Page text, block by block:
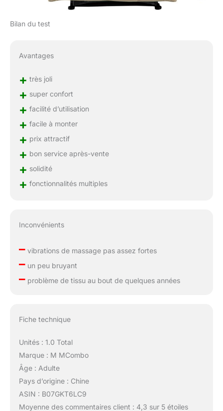
Bilan du test
Avantages
+ très joli
+ super confort
+ facilité d’utilisation
+ facile à monter
+ prix attractif
+ bon service après-vente
+ solidité
+ fonctionnalités multiples
Inconvénients
–vibrations de massage pas assez fortes
–un peu bruyant
–problème de tissu au bout de quelques années
Fiche technique
Unités : 1.0 Total
Marque : M MCombo
Âge : Adulte
Pays d’origine : Chine
ASIN : B07GKT6LC9
Moyenne des commentaires client : 4,3 sur 5 étoiles